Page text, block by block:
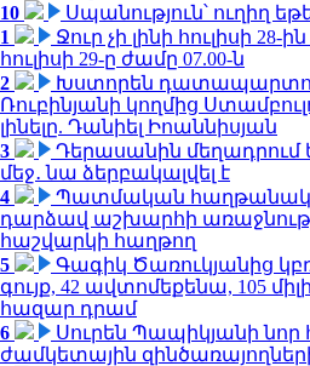
10
Սպանություն՝ ուղիղ
1
Ջուր չի լինի հուլիսի 28-
հուլիսի 29-ը ժամը 07.00-ն
2
Խստորեն
Ռուբինյանի կողմից
լինելը. Դանիել Իոաննիսյան
3
Դերասանին մեղադրում
մեջ․ նա ձերբակալվել է
4
Պատմական
դարձավ աշխարհի
հաշվարկի հաղթող
5
Գագիկ Ծառուկյանից
գույք, 42 ավտոմեքենա, 105
հազար դրամ
6
Սուրեն Պապիկյանի նոր
ժամկետային